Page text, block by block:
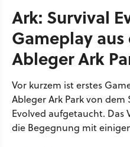
Ark: Survival
Gameplay aus
Ableger Ark
Vor kurzem ist erstes
Ableger Ark Park von dem
Evolved aufgetaucht.
die Begegnung mit